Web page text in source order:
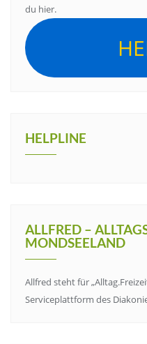
du hier.
HELPLINE
ALLFRED –
MONDSEELAND
Allfred steht für
Serviceplattform des